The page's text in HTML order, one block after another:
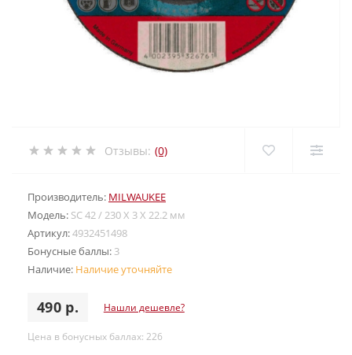
Отзывы: (0)
Производитель: MILWAUKEE
Модель: SC 42 / 230 X 3 X 22.2 мм
Артикул:4932451498
Бонусные баллы: 3
Наличие: Наличие уточняйте
490 р. Нашли дешевле?
Цена в бонусных баллах: 226